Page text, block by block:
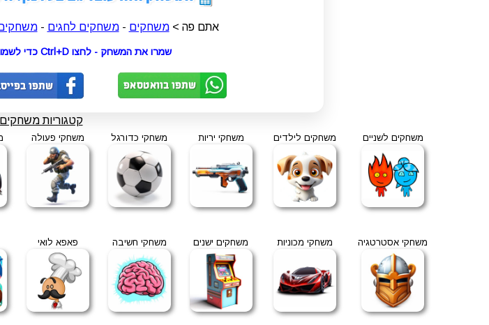
אתם פה >משחקים -משחקים לחגים -
שמרו את המשחק - לחצו Ctrl+D כדי לשמור במועדפים או שתפו עם חברים
קטגוריות
משחקים לשניים משחקים לילדים משחקי יריות משחקי כדורגל משחקי פעולה
משחקי אסטרטגיה משחקי מכוניות משחקים ישנים משחקי חשיבה פאפא לואי